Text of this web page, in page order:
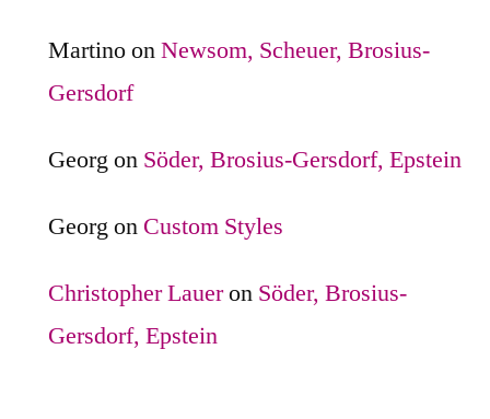
MartinoonNewsom, Scheuer, Brosius-
Gersdorf
Georgon Söder, Brosius-Gersdorf, Epstein
Georgon Custom Styles
Christopher Laueron Söder, Brosius-
Gersdorf, Epstein